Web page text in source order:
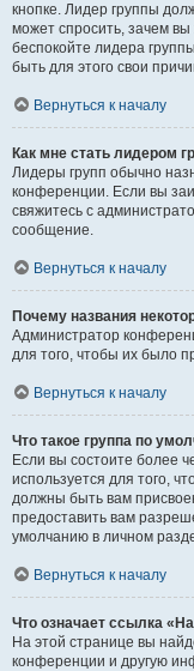
кнопке. Лидер группы
может спросить, зачем
беспокойте лидера
быть для этого свои
Вернуться к началу
Как мне стать лидером
Лидеры групп обычно
конференции. Если вы
свяжитесь с
сообщение.
Вернуться к началу
Почему названия
Администратор
для того, чтобы их было
Вернуться к началу
Что такое группа по
Если вы состоите более
используется для того,
должны быть вам
предоставить вам
умолчанию в личном
Вернуться к началу
Что означает ссылка
На этой странице вы
конференции и другую